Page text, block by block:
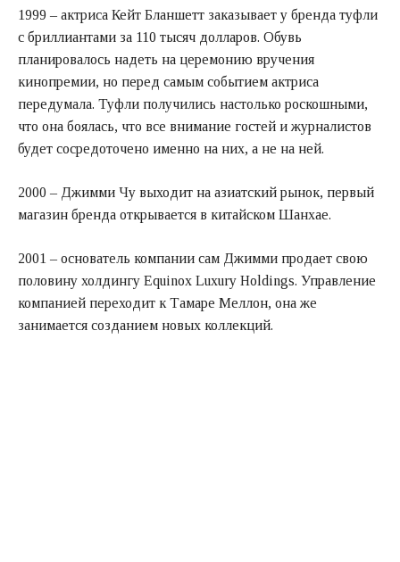
1999 – актриса Кейт Бланшетт заказывает у бренда туфли
с бриллиантами за 110 тысяч долларов. Обувь
планировалось надеть на церемонию вручения
кинопремии, но перед самым событием актриса
передумала. Туфли получились настолько роскошными,
что она боялась, что все внимание гостей и журналистов
будет сосредоточено именно на них, а не на ней.
2000 – Джимми Чу выходит на азиатский рынок, первый
магазин бренда открывается в китайском Шанхае.
2001 – основатель компании сам Джимми продает свою
половину холдингу Equinox Luxury Holdings. Управление
компанией переходит к Тамаре Меллон, она же
занимается созданием новых коллекций.